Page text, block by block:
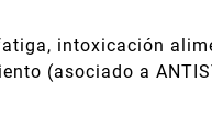
intoxicación
(asociado a